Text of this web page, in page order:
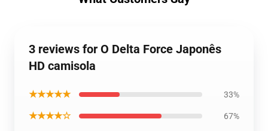
3 reviews for O Delta Force Japonês
HD camisola
★★★★★ 33%
★★★★☆ 67%